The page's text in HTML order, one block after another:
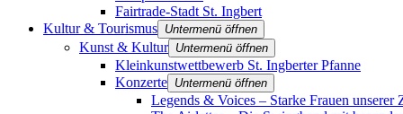
Fairtrade-Stadt St. Ingbert
Kultur & Tourismus Untermenü öffnen
Kunst & Kultur Untermenü öffnen
Kleinkunstwettbewerb St. Ingberter Pfanne
Konzerte Untermenü öffnen
Legends & Voices – Starke Frauen unserer